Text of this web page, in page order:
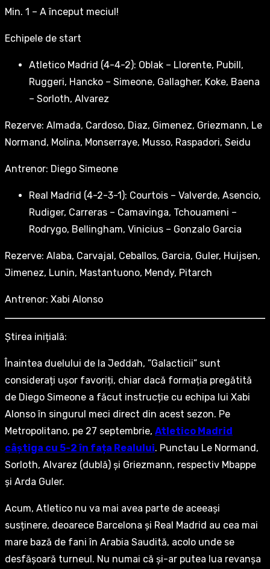
Min. 1 – A început meciul!
Echipele de start
Atletico Madrid (4-4-2): Oblak – Llorente, Pubill,
Ruggeri, Hancko – Simeone, Gallagher, Koke, Baena
– Sorloth, Alvarez
Rezerve: Almada, Cardoso, Diaz, Gimenez, Griezmann, Le
Normand, Molina, Monserraye, Musso, Raspadori, Seidu
Antrenor: Diego Simeone
Real Madrid (4-2-3-1): Courtois – Valverde, Asencio,
Rudiger, Carreras – Camavinga, Tchouameni –
Rodrygo, Bellingham, Vinicius – Gonzalo Garcia
Rezerve: Alaba, Carvajal, Ceballos, Garcia, Guler, Huijsen,
Jimenez, Lunin, Mastantuono, Mendy, Pitarch
Antrenor: Xabi Alonso
Știrea inițială:
Înaintea duelului de la Jeddah, ”Galacticii” sunt
considerați ușor favoriți, chiar dacă formația pregătită
de Diego Simeone a făcut instrucție cu echipa lui Xabi
Alonso în singurul meci direct din acest sezon. Pe
Metropolitano, pe 27 septembrie, Atletico Madrid
câștiga cu 5-2 în fața Realului. Punctau Le Normand,
Sorloth, Alvarez (dublă) și Griezmann, respectiv Mbappe
și Arda Guler.
Acum, Atletico nu va mai avea parte de aceeași
susținere, deoarece Barcelona și Real Madrid au cea mai
mare bază de fani în Arabia Saudită, acolo unde se
desfășoară turneul. Nu numai că și-ar putea lua revanșa